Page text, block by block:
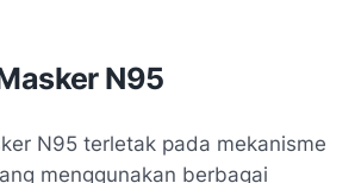
N95
N95 terletak pada mekanisme
menggunakan berbagai